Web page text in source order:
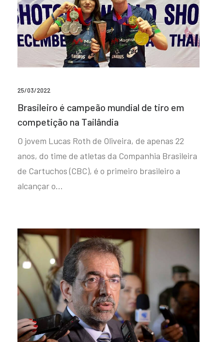
25/03/2022
Brasileiro é campeão mundial de tiro em
competição na Tailândia
O jovem Lucas Roth de Oliveira, de apenas 22
anos, do time de atletas da Companhia Brasileira
de Cartuchos (CBC), é o primeiro brasileiro a
alcançar o…